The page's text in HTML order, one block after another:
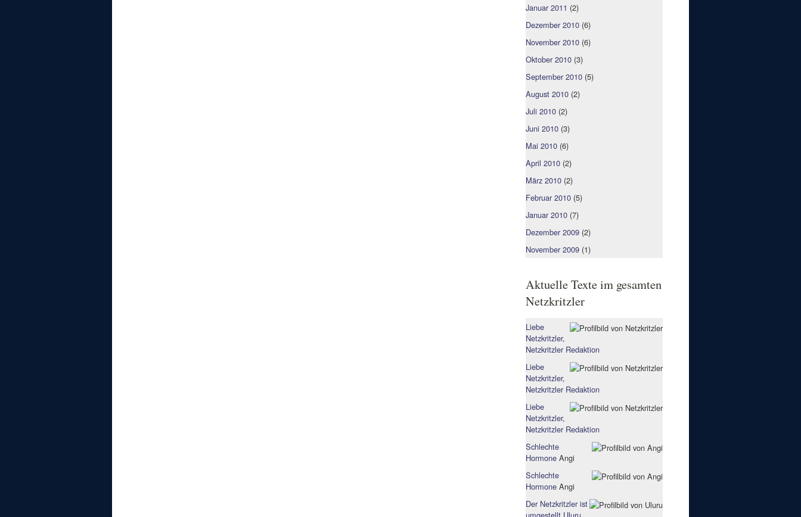
Januar 2011 (2)
Dezember 2010 (6)
November 2010 (6)
Oktober 2010 (3)
September 2010 (5)
August 2010 (2)
Juli 2010 (2)
Juni 2010 (3)
Mai 2010 (6)
April 2010 (2)
März 2010 (2)
Februar 2010 (5)
Januar 2010 (7)
Dezember 2009 (2)
November 2009 (1)
Aktuelle Texte im gesamten
Netzkritzler
Liebe
Netzkritzler,
Netzkritzler Redaktion
Liebe
Netzkritzler,
Netzkritzler Redaktion
Liebe
Netzkritzler,
Netzkritzler Redaktion
Schlechte
Hormone Angi
Schlechte
Hormone Angi
Der Netzkritzler ist